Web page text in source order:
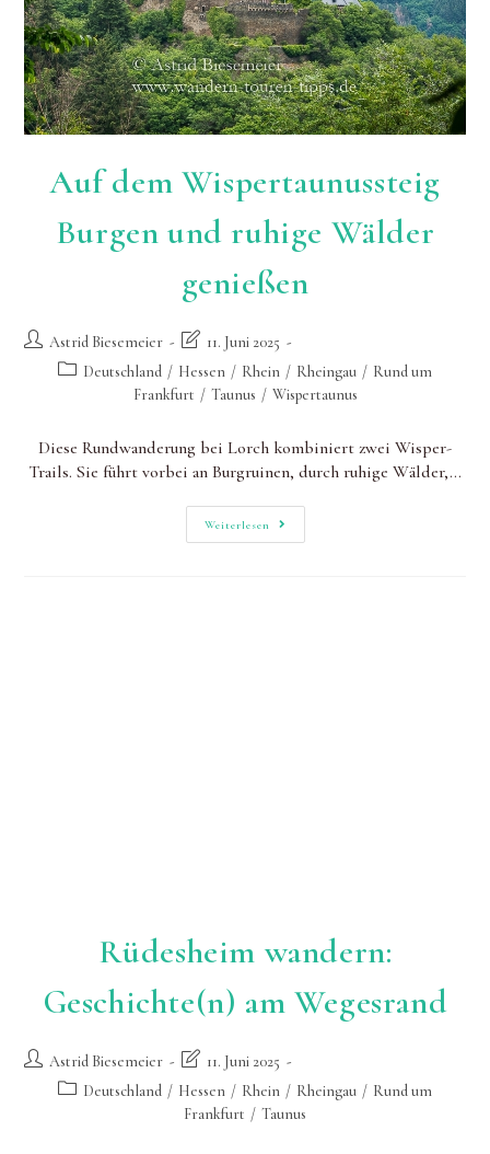
Auf dem Wispertaunussteig
Burgen und ruhige Wälder
genießen
Beitrags-
Autor:
Astrid Biesemeier
Beitrag
zuletzt
geändert
am:
11. Juni 2025
Beitrags-Deutschland / Hessen / Rhein / Rheingau / Rund um
Frankfurt / Taunus / Wispertaunus
Diese Rundwanderung bei Lorch kombiniert zwei Wisper-
Trails. Sie führt vorbei an Burgruinen, durch ruhige Wälder,…
Weiterlesen
Auf
Dem
Rüdesheim wandern:
Geschichte(n) am Wegesrand
Beitrags-
Autor:
Astrid Biesemeier
Beitrag
zuletzt
geändert
11. Juni 2025
Beitrags-Deutschland / Hessen / Rhein / Rheingau / Rund um
Frankfurt / Taunus